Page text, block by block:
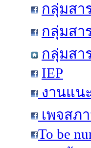
กลุ่มสา
กลุ่มสา
กลุ่มสา
IEP
งานแน
เพจสภ
To be